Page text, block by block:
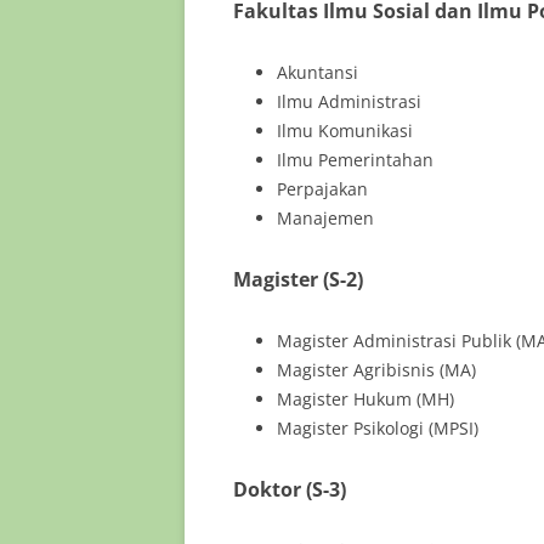
Fakultas Ilmu Sosial dan Ilmu
Akuntansi
Ilmu Administrasi
Ilmu Komunikasi
Ilmu Pemerintahan
Perpajakan
Manajemen
Magister (S-2)
Magister Administrasi Publik
Magister Agribisnis (MA)
Magister Hukum (MH)
Magister Psikologi (MPSI)
Doktor (S-3)